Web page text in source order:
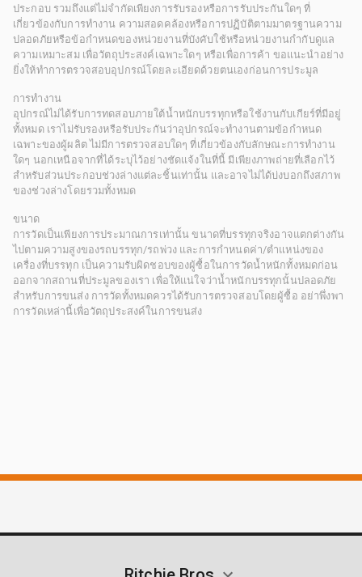
ประกอบ รวมถึงแต่ไม่จำกัดเพียงการรับรองหรือการรับประกันใดๆ ที่
เกี่ยวข้องกับการทำงาน ความสอดคล้องหรือการปฏิบัติตามมาตรฐานความ
ปลอดภัยหรือข้อกำหนดของหน่วยงานที่บังคับใช้หรือหน่วยงานกำกับดูแล
ความเหมาะสม เพื่อวัตถุประสงค์เฉพาะใดๆ หรือเพื่อการค้า ขอแนะนำอย่าง
ยิ่งให้ทำการตรวจสอบอุปกรณ์โดยละเอียดด้วยตนเองก่อนการประมูล
การทำงาน
อุปกรณ์ไม่ได้รับการทดสอบภายใต้น้ำหนักบรรทุกหรือใช้งานกับเกียร์ที่มีอยู่
ทั้งหมด เราไม่รับรองหรือรับประกันว่าอุปกรณ์จะทำงานตามข้อกำหนด
เฉพาะของผู้ผลิต ไม่มีการตรวจสอบใดๆ ที่เกี่ยวข้องกับลักษณะการทำงาน
ใดๆ นอกเหนือจากที่ได้ระบุไว้อย่างชัดแจ้งในที่นี้ มีเพียงภาพถ่ายที่เลือกไว้
สำหรับส่วนประกอบช่วงล่างแต่ละชิ้นเท่านั้น และอาจไม่ได้บ่งบอกถึงสภาพ
ของช่วงล่างโดยรวมทั้งหมด
ขนาด
การวัดเป็นเพียงการประมาณการเท่านั้น ขนาดที่บรรทุกจริงอาจแตกต่างกัน
ไปตามความสูงของรถบรรทุก/รถพ่วง และการกำหนดค่า/ตำแหน่งของ
เครื่องที่บรรทุก เป็นความรับผิดชอบของผู้ซื้อในการวัดน้ำหนักทั้งหมดก่อน
ออกจากสถานที่ประมูลของเรา เพื่อให้แน่ใจว่าน้ำหนักบรรทุกนั้นปลอดภัย
สำหรับการขนส่ง การวัดทั้งหมดควรได้รับการตรวจสอบโดยผู้ซื้อ อย่าพึ่งพา
การวัดเหล่านี้เพื่อวัตถุประสงค์ในการขนส่ง